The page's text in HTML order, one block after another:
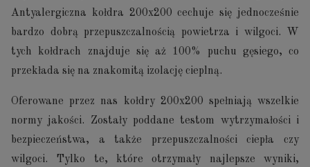
Antyalergiczna kołdra 200x200 cechuje się jednocześnie
bardzo dobrą przepuszczalnością powietrza i wilgoci. W
tych kołdrach znajduje się aż 100% puchu gęsiego, co
przekłada się na znakomitą izolację cieplną.
Oferowane przez nas kołdry 200x200 spełniają wszelkie
normy jakości. Zostały poddane testom wytrzymałości i
bezpieczeństwa, a także przepuszczalności ciepła czy
wilgoci. Tylko te, które otrzymały najlepsze wyniki,